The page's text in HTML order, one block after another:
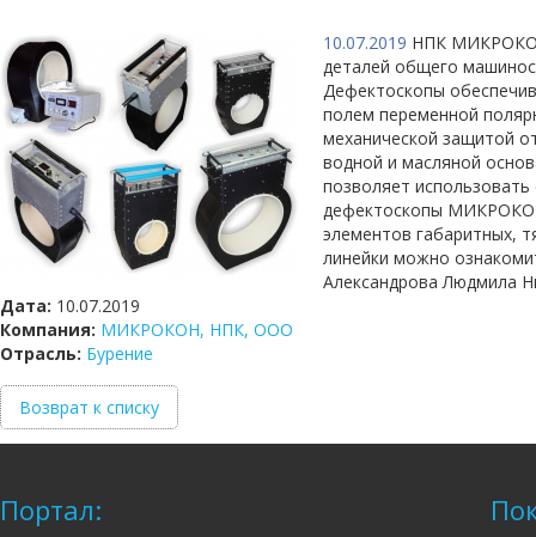
10.07.2019 НПК МИКРОКОН
деталей общего
Дефектоскопы
полем переменной
механической защитой
водной и масляной
позволяет
дефектоскопы
элементов габаритных,
линейки можно
Александрова Людмила
Дата: 10.07.2019
Компания: МИКРОКОН, НПК, ООО
Отрасль: Бурение
Возврат к списку
Портал: